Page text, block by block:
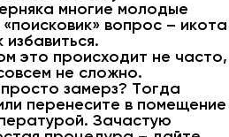
многие молодые
вопрос – икота
это происходит не часто,
не сложно.
замерз? Тогда
перенесите в помещение
Зачастую